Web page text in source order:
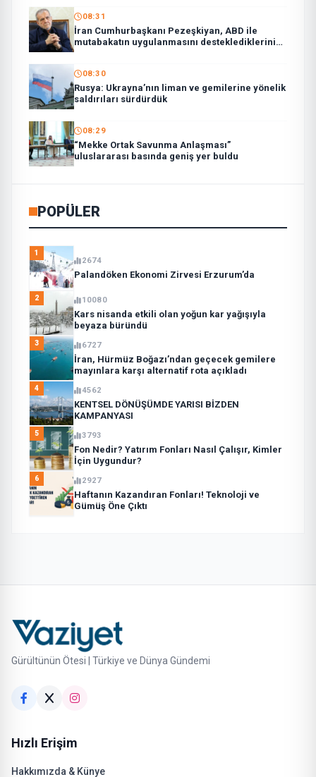
08:31
İran Cumhurbaşkanı Pezeşkiyan, ABD ile
mutabakatın uygulanmasını desteklediklerini
08:30
Rusya: Ukrayna’nın liman ve gemilerine yönelik
saldırıları sürdürdük
08:29
“Mekke Ortak Savunma Anlaşması”
uluslararası basında geniş yer buldu
POPÜLER
1
2674
Palandöken Ekonomi Zirvesi Erzurum’da
2 10080
Kars nisanda etkili olan yoğun kar yağışıyla
beyaza büründü
3 6727
İran, Hürmüz Boğazı’ndan geçecek gemilere
mayınlara karşı alternatif rota açıkladı
4 4562
KENTSEL DÖNÜŞÜMDE YARISI BİZDEN
KAMPANYASI
5 3793
Fon Nedir? Yatırım Fonları Nasıl Çalışır, Kimler
İçin Uygundur?
6 2927
Haftanın Kazandıran Fonları! Teknoloji ve
Gümüş Öne Çıktı
Gürültünün Ötesi | Türkiye ve Dünya Gündemi
Hızlı Erişim
Hakkımızda & Künye